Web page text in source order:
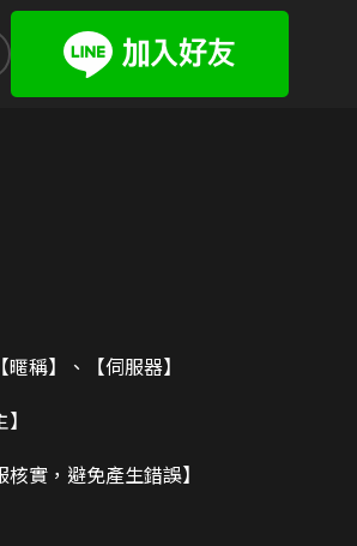
稱】、【伺服器】
實，避免產生錯誤】